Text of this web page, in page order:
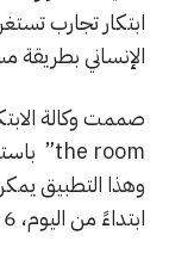
ابتكار تجارب
الإنساني بطريقة
ابتداءً من اليوم، 6 مارس 2018.